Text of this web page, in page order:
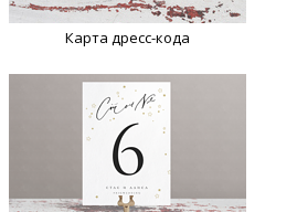
Карта дресс-кода